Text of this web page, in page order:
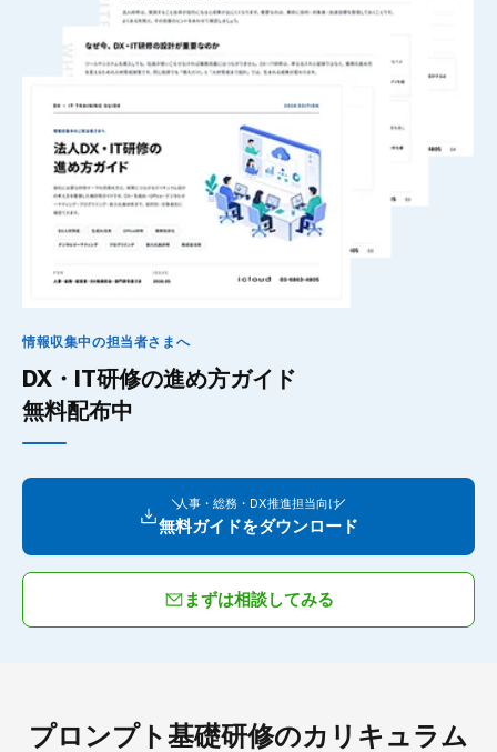
情報収集中の担当者さまへ
DX・IT研修の進め方ガイド
無料配布中
人事・総務・DX推進担当向け
無料ガイドをダウンロード
まずは相談してみる
プロンプト基礎研修のカリキュラム